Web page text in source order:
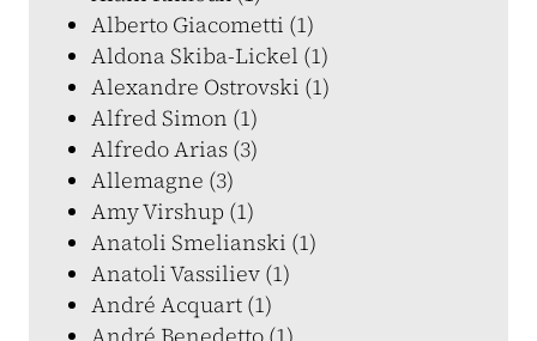
Alberto Giacometti (1)
Aldona Skiba-Lickel (1)
Alexandre Ostrovski (1)
Alfred Simon (1)
Alfredo Arias (3)
Allemagne (3)
Amy Virshup (1)
Anatoli Smelianski (1)
Anatoli Vassiliev (1)
André Acquart (1)